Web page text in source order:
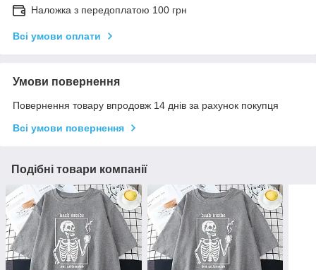
Наложка з передоплатою 100 грн
Всі умови оплати
Умови повернення
Повернення товару впродовж 14 днів за рахунок покупця
Всі умови повернення
Подібні товари компанії